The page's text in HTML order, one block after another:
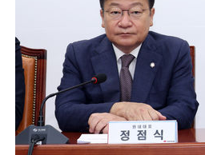
[속보]원·달러 환율, 0.7원 내린 1423.8원
"여기 떨어졌다"…다누리, 스페이스X 로켓
손흥민, 5경기 연속골 실패…LAFC는 승부
내일까지 39도 '펄펄'…기상청 "태풍 지나며
트럼프, 한국계 진보 주지사 후보 맹공…"공
"美간섭에 합의 지연"…트럼프, '이란 호르
[속보]산업장관 "李정부, 원전 반대 안해…